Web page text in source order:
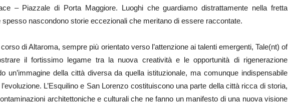
– Piazzale di Porta Maggiore. Luoghi che guardiamo distrattamente nella fretta
spesso nascondono storie eccezionali che meritano di essere raccontate.
di Altaroma, sempre più orientato verso l’attenzione ai talenti emergenti, Tale(nt) of
il fortissimo legame tra la nuova creatività e le opportunità di rigenerazione
un’immagine della città diversa da quella istituzionale, ma comunque indispensabile
L’Esquilino e San Lorenzo costituiscono una parte della città ricca di storia,
architettoniche e culturali che ne fanno un manifesto di una nuova visione